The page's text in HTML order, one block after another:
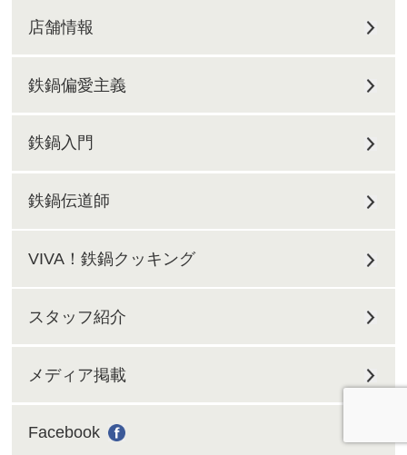
店舗情報
鉄鍋偏愛主義
鉄鍋入門
鉄鍋伝道師
VIVA！鉄鍋クッキング
スタッフ紹介
メディア掲載
Facebook